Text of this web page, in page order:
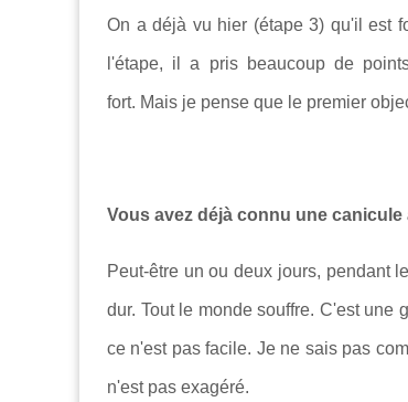
On a déjà vu hier (étape 3) qu'il est
l'étape, il a pris beaucoup de
fort. Mais je pense que le premier
Vous avez déjà connu une
Peut-être un ou deux jours, pendant
dur. Tout le monde souffre. C'est
ce n'est pas facile. Je ne sais pas
n'est pas exagéré.